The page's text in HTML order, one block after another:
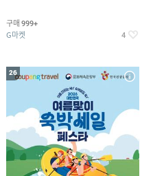
구매 999+
G마켓 4
26